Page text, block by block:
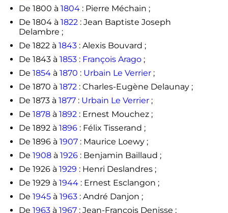
De 1800 à 1804: Pierre Méchain ;
De 1804 à 1822: Jean Baptiste Joseph
Delambre ;
De 1822 à 1843: Alexis Bouvard ;
De 1843 à 1853: François Arago;
De 1854à 1870 : Urbain Le Verrier;
De 1870 à 1872: Charles-Eugène Delaunay ;
De 1873 à 1877: Urbain Le Verrier;
De 1878à 1892: Ernest Mouchez ;
De 1892 à 1896: Félix Tisserand ;
De 1896 à 1907: Maurice Loewy ;
De 1908à 1926: Benjamin Baillaud ;
De 1926 à 1929 : Henri Deslandres ;
De 1929 à 1944: Ernest Esclangon ;
De 1945à 1963: André Danjon ;
De 1963à 1967: Jean-François Denisse ;